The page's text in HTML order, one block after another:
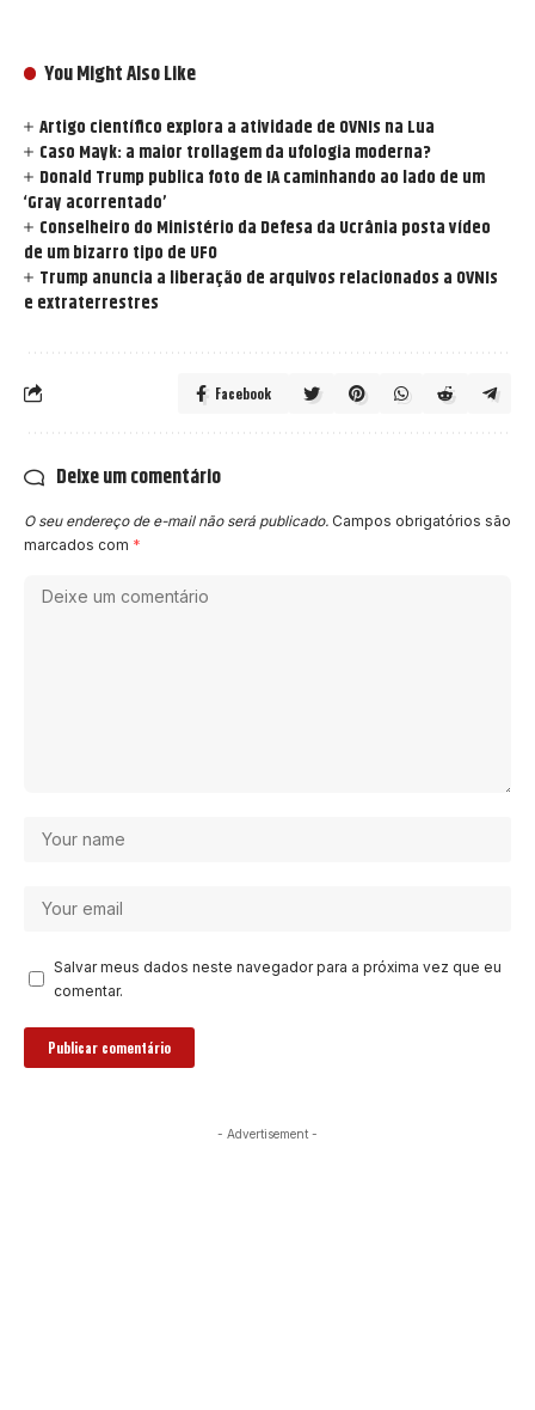
You Might Also Like
Artigo científico explora a atividade de OVNIs na Lua
Caso Mayk: a maior trollagem da ufologia moderna?
Donald Trump publica foto de IA caminhando ao lado de um
‘Gray acorrentado’
Conselheiro do Ministério da Defesa da Ucrânia posta vídeo
de um bizarro tipo de UFO
Trump anuncia a liberação de arquivos relacionados a OVNIs
e extraterrestres
Facebook
Deixe um comentário
O seu endereço de e-mail não será publicado. Campos obrigatórios são
marcados com *
Salvar meus dados neste navegador para a próxima vez que eu
comentar.
- Advertisement -